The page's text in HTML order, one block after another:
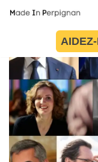
contenu